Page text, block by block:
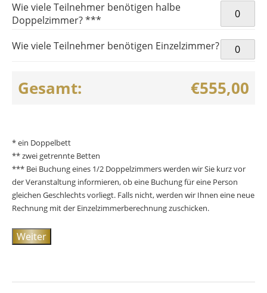
Wie viele Teilnehmer benötigen halbe
Doppelzimmer? ***
Wie viele Teilnehmer benötigen Einzelzimmer?
Gesamt: €555,00
* ein Doppelbett
** zwei getrennte Betten
*** Bei Buchung eines 1/2 Doppelzimmers werden wir Sie kurz vor
der Veranstaltung informieren, ob eine Buchung für eine Person
gleichen Geschlechts vorliegt. Falls nicht, werden wir Ihnen eine neue
Rechnung mit der Einzelzimmerberechnung zuschicken.
Weiter